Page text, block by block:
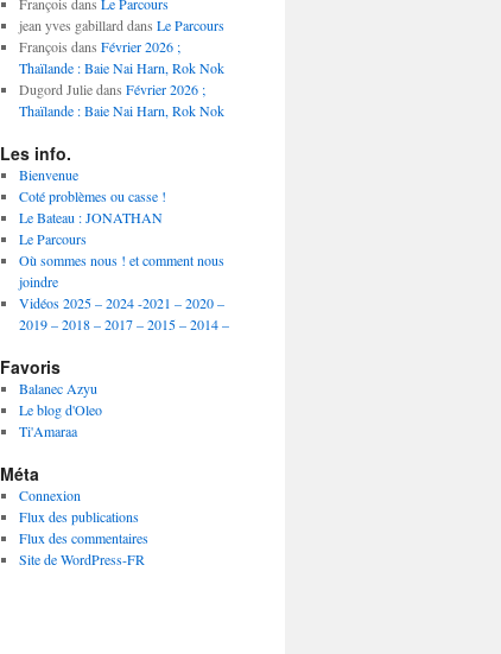
jean yves gabillard dans Le Parcours
François dans Février 2026 ;
Thaïlande : Baie Nai Harn, Rok Nok
Dugord Juliedans Février 2026 ;
Thaïlande : Baie Nai Harn, Rok Nok
Les info.
Bienvenue
Coté problèmes ou casse !
Le Bateau : JONATHAN
Le Parcours
Où sommes nous ! et comment nous
joindre
Vidéos 2025 – 2024 -2021 – 2020 –
2019 – 2018 – 2017 – 2015 – 2014 –
Favoris
Balanec Azyu
Le blog d'Oleo
Ti'Amaraa
Méta
Connexion
Flux des publications
Flux des commentaires
Site de WordPress-FR